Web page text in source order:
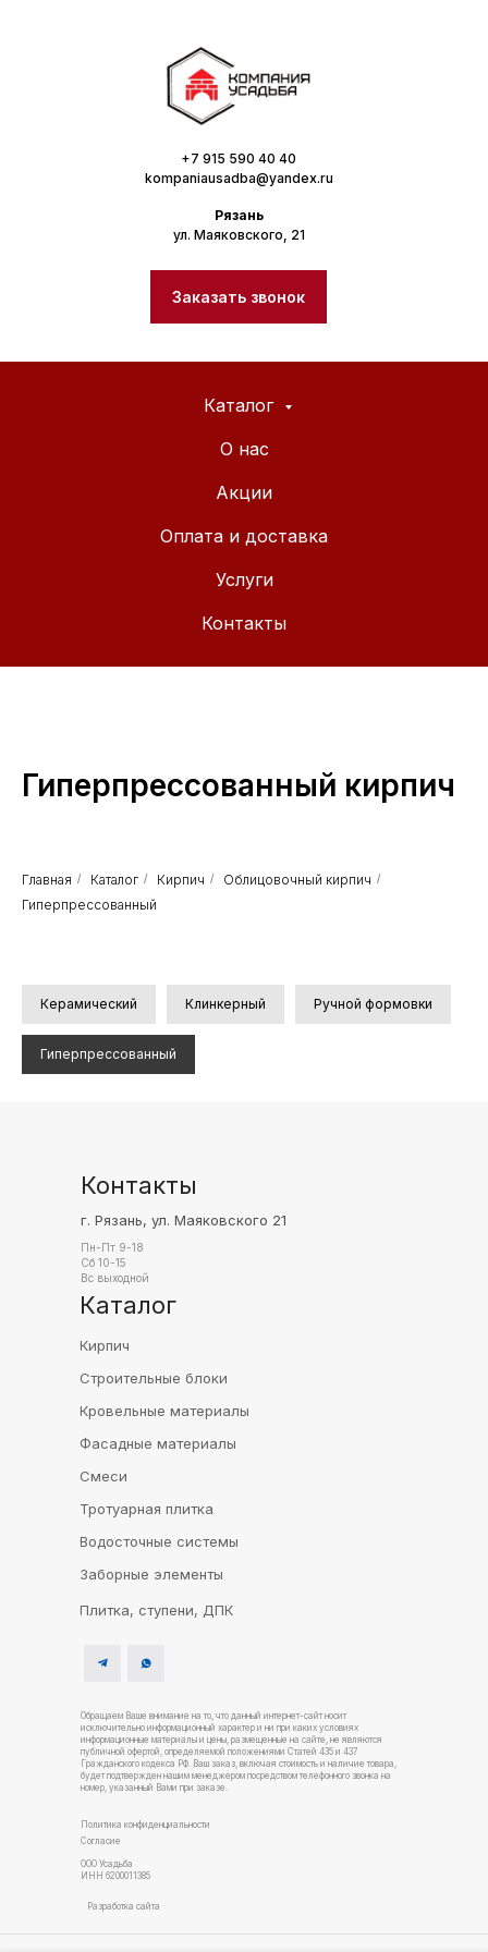
+7 915 590 40 40
kompaniausadba@yandex.ru
Рязань
ул. Маяковского, 21
Заказать звонок
Каталог
О нас
Акции
Оплата и доставка
Услуги
Контакты
Гиперпрессованный кирпич
Главная / Каталог / Кирпич / Облицовочный кирпич /
Гиперпрессованный
Керамический Клинкерный Ручной формовки
Гиперпрессованный
Контакты
Каталог
г. Рязань, ул. Маяковского 21
Пн-Пт 9-18
Сб 10-15
Вс выходной
Обращаем Ваше внимание на то, что данный интернет-сайт носит
исключительно информационный характер и ни при каких условиях
информационные материалы и цены, размещенные на сайте, не являются
публичной офертой, определяемой положениями Статей 435 и 437
Гражданского кодекса РФ. Ваш заказ, включая стоимость и наличие товара,
будет подтвержден нашим менеджером посредством телефонного звонка на
номер, указанный Вами при заказе.
ООО Усадьба
ИНН 6200011385
Политика конфиденциальности
Согласие
Разработка сайта
Кирпич
Строительные блоки
Кровельные материалы
Фасадные материалы
Смеси
Тротуарная плитка
Водосточные системы
Заборные элементы
Плитка, ступени, ДПК